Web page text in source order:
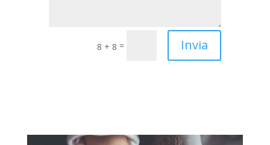
8 + 8 = Invia